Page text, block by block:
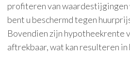
profiteren van waardestijgingen
bent u beschermd tegen
Bovendien zijn hypotheekrente
aftrekbaar, wat kan resulteren